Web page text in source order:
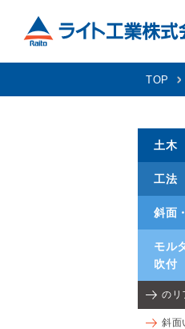
TOP
土木
工法
斜面
モル
吹付
のリ
斜面